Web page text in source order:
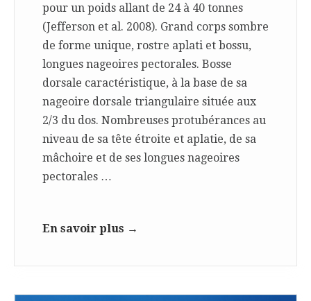
pour un poids allant de 24 à 40 tonnes
(Jefferson et al. 2008). Grand corps sombre
de forme unique, rostre aplati et bossu,
longues nageoires pectorales. Bosse
dorsale caractéristique, à la base de sa
nageoire dorsale triangulaire située aux
2/3 du dos. Nombreuses protubérances au
niveau de sa tête étroite et aplatie, de sa
mâchoire et de ses longues nageoires
pectorales …
En savoir plus →